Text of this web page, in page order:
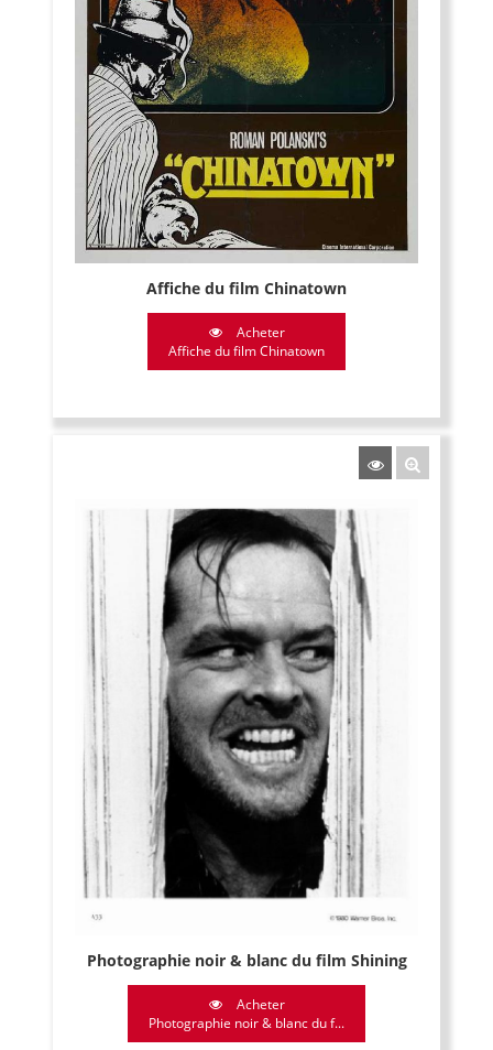
Affiche du film Chinatown
Acheter
Affiche du film Chinatown
Photographie noir & blanc du film Shining
Acheter
Photographie noir & blanc du f...